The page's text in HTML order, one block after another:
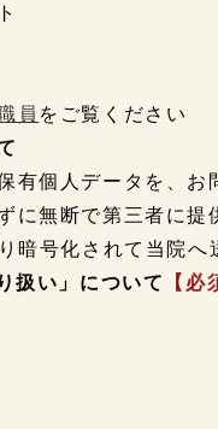
員 をご覧ください
有個人データを、
に無断で第三者に
暗号化されて当院へ
扱い」について
【必